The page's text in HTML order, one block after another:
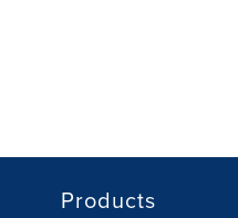
Products